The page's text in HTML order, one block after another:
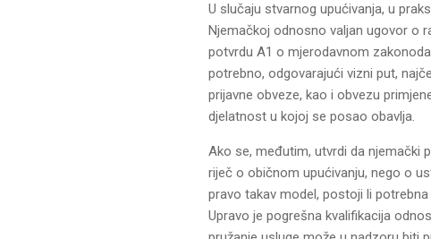
U slučaju stvarnog upućivanja, u
Njemačkoj odnosno valjan ugovor o
potvrdu A1 o mjerodavnom
potrebno, odgovarajući vizni put,
prijavne obveze, kao i obvezu
djelatnost u kojoj se posao obavlja.
Ako se, međutim, utvrdi da njemački
riječ o običnom upućivanju, nego o
pravo takav model, postoji li
Upravo je pogrešna kvalifikacija